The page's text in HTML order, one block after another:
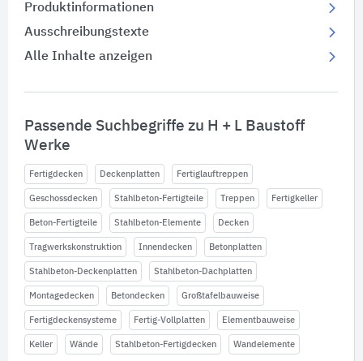
Produktinformationen
Ausschreibungstexte
Alle Inhalte anzeigen
Passende Suchbegriffe zu H + L Baustoff
Werke
Fertigdecken Deckenplatten Fertiglauftreppen
Geschossdecken Stahlbeton-Fertigteile Treppen Fertigkeller
Beton-Fertigteile Stahlbeton-Elemente Decken
Tragwerkskonstruktion Innendecken Betonplatten
Stahlbeton-Deckenplatten Stahlbeton-Dachplatten
Montagedecken Betondecken Großtafelbauweise
Fertigdeckensysteme Fertig-Vollplatten Elementbauweise
Keller Wände Stahlbeton-Fertigdecken Wandelemente